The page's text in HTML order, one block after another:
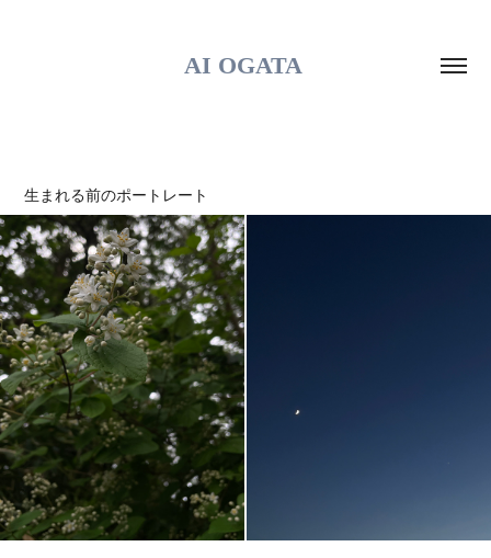
AI OGATA
生まれる前のポートレート